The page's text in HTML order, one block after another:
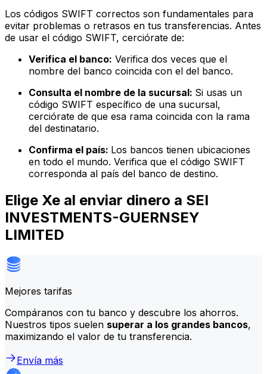
Los códigos SWIFT correctos son fundamentales para
evitar problemas o retrasos en tus transferencias. Antes
de usar el código SWIFT, cerciórate de:
Verifica el banco: Verifica dos veces que el
nombre del banco coincida con el del banco.
Consulta el nombre de la sucursal: Si usas un
código SWIFT específico de una sucursal,
cerciórate de que esa rama coincida con la rama
del destinatario.
Confirma el país: Los bancos tienen ubicaciones
en todo el mundo. Verifica que el código SWIFT
corresponda al país del banco de destino.
Elige Xe al enviar dinero a SEI
INVESTMENTS-GUERNSEY
LIMITED
Mejores tarifas
Compáranos con tu banco y descubre los ahorros.
Nuestros tipos suelen superar a los grandes bancos,
maximizando el valor de tu transferencia.
Envía más